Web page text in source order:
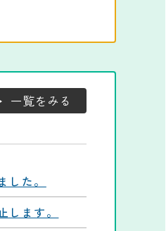
一覧をみる
た。
ます。